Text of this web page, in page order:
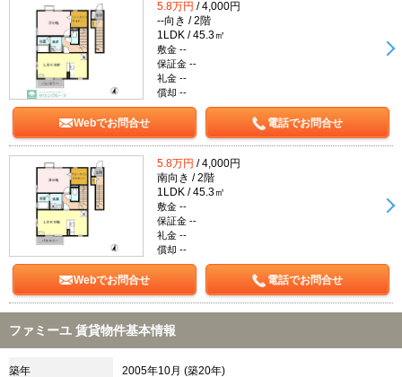
5.8万円 / 4,000円
--向き / 2階
1LDK / 45.3㎡
敷金 --
保証金 --
礼金 --
償却 --
Webでお問合せ 電話でお問合せ
5.8万円 / 4,000円
南向き / 2階
1LDK / 45.3㎡
敷金 --
保証金 --
礼金 --
償却 --
Webでお問合せ 電話でお問合せ
ファミーユ 賃貸物件基本情報
築年 2005年10月 (築20年)